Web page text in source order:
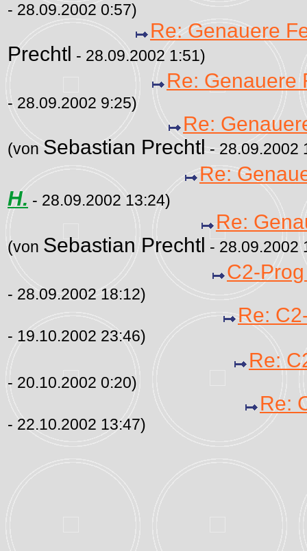
- 28.09.2002 0:57)
Re: Genauere
Prechtl - 28.09.2002 1:51)
Re: Genauere
- 28.09.2002 9:25)
Re:
(von Sebastian Prechtl - 28.09.2002
Re:
H. - 28.09.2002 13:24)
Re:
(von Sebastian Prechtl - 28.09.2002
C2-
- 28.09.2002 18:12)
Re:
- 19.10.2002 23:46)
Re:
- 20.10.2002 0:20)
Re:
- 22.10.2002 13:47)